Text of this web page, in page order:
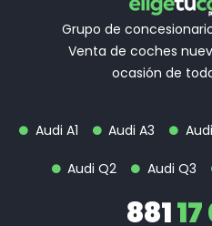
Grupo de
Venta de coches
ocasión de
Audi A1 Audi A3
Audi Q2 Audi Q3
881